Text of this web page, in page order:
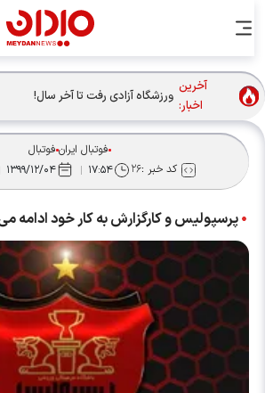
آخرین
اخبار:
ورزشگاه آزادی رفت تا آخر سال!
فوتبال ایرانفوتبال
کد خبر :۲۶ ۱۷:۵۴ ۱۳۹۹/۱۲/۰۴
پرسپولیس و کارگزارش به کار خود ادامه